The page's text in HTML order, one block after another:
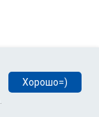
Хорошо=)